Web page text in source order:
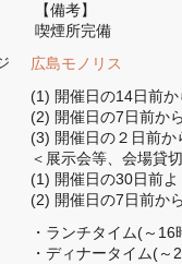
【備考】
喫煙所完備
広島モノリス
(1) 開催日の14日前
(2) 開催日の7日前か
(3) 開催日の２日前か
＜展示会等、会場貸
(1) 開催日の30日前
(2) 開催日の7日前か
・ランチタイム(～
・ディナータイム(～